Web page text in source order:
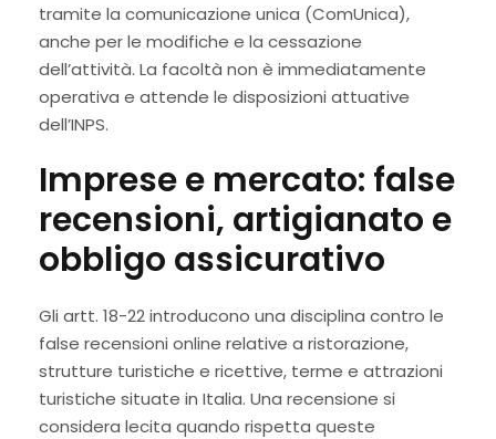
tramite la comunicazione unica (ComUnica),
anche per le modifiche e la cessazione
dell’attività. La facoltà non è immediatamente
operativa e attende le disposizioni attuative
dell’INPS.
Imprese e mercato: false
recensioni, artigianato e
obbligo assicurativo
Gli artt. 18-22 introducono una disciplina contro le
false recensioni online relative a ristorazione,
strutture turistiche e ricettive, terme e attrazioni
turistiche situate in Italia. Una recensione si
considera lecita quando rispetta queste